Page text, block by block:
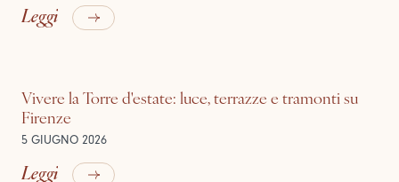
Leggi
Vivere la Torre d'estate: luce, terrazze e tramonti su
Firenze
5 GIUGNO 2026
Leggi